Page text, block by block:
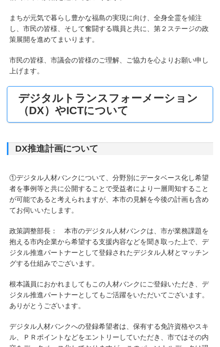
まちが元気で暮らし豊かな福島の実現に向け、全身全霊を傾注
し、市民の皆様、そして奮闘する職員と共に、第２ステージの政
策展開を進めてまいります。
市民の皆様、市議会の皆様のご理解、ご協力を心よりお願い申し
上げます。
デジタルトランスフォーメーション
（DX）やICTについて
DX推進計画について
①デジタル人材バンクについて、分野別にデータベース化し希望
者を事例等と共に公開することで受益者により一層周知すること
が可能であると考えられますが、本市の見解を今後の計画も含め
てお伺いいたします。
政策調整部長： 本市のデジタル人材バンクは、市が業務課題を
抱える市内企業から希望する支援内容などを聞き取った上で、デ
ジタル推進パートナーとして登録されたデジタル人材とマッチン
グする仕組みでございます。
根本議員におかれましてもこの人材バンクにご登録いただき、デ
ジタル推進パートナーとしてもご活躍をいただいてございます。
ありがとうございます。
デジタル人材バンクへの登録希望者は、保有する免許資格やスキ
ル、ＰＲポイントなどをエントリーしていただき、市ではその内